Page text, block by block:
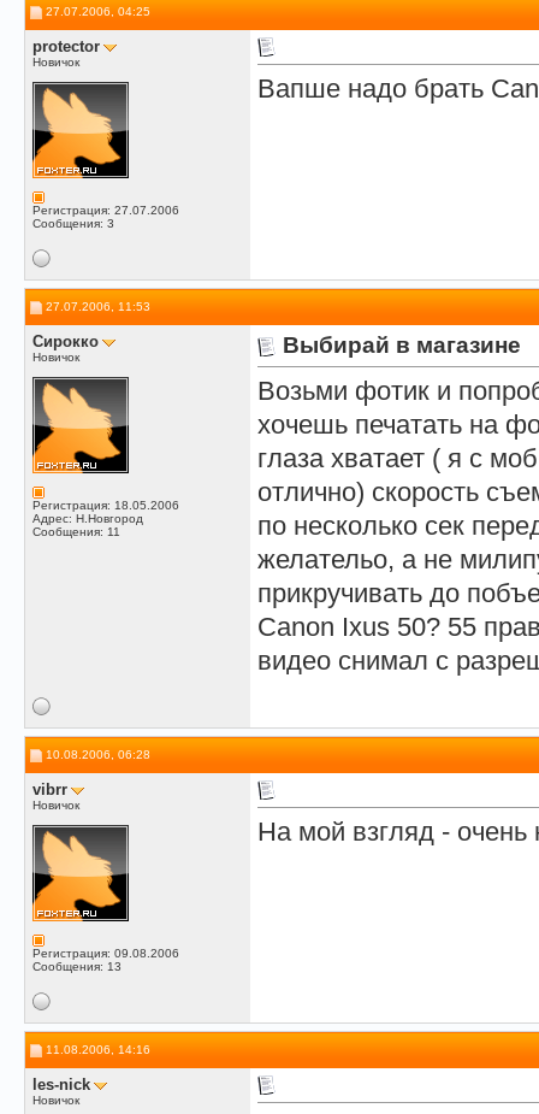
27.07.2006, 04:25
protector
Новичок
Регистрация: 27.07.2006
Сообщения: 3
Вапше надо брать
27.07.2006, 11:53
Сирокко
Новичок
Регистрация: 18.05.2006
Адрес: Н.Новгород
Сообщения: 11
Выбирай в магазине
Возьми фотик и
хочешь печатать на
глаза хватает ( я с
отлично) скорость
по несколько сек
желательо, а не
прикручивать до
Canon Ixus 50? 55
видео снимал с
10.08.2006, 06:28
vibrr
Новичок
Регистрация: 09.08.2006
Сообщения: 13
На мой взгляд - очень
11.08.2006, 14:16
les-nick
Новичок